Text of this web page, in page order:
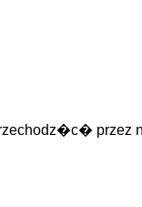
przez